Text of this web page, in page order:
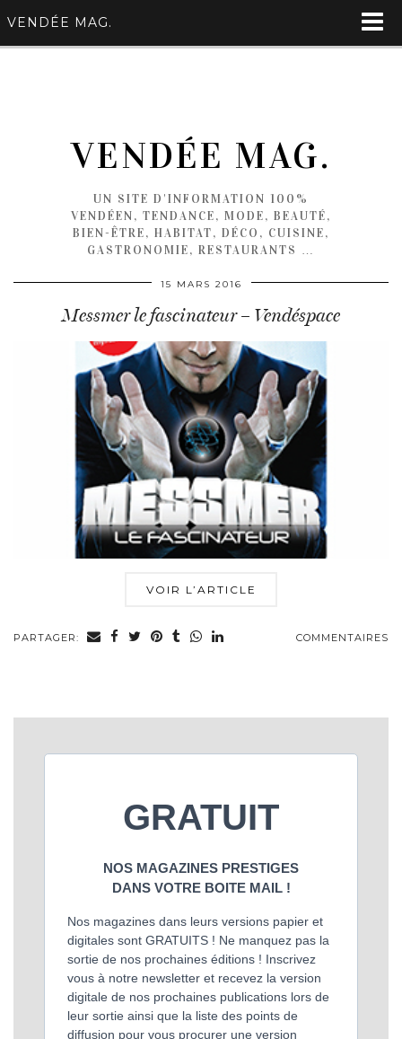
VENDÉE MAG.
VENDÉE MAG.
UN SITE D'INFORMATION 100%
VENDÉEN, TENDANCE, MODE, BEAUTÉ,
BIEN-ÊTRE, HABITAT, DÉCO, CUISINE,
GASTRONOMIE, RESTAURANTS …
15 MARS 2016
Messmer le fascinateur – Vendéspace
VOIR L’ARTICLE
PARTAGER: COMMENTAIRES